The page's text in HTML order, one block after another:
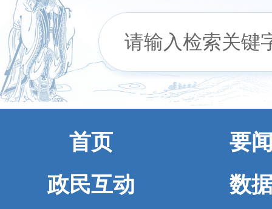
首页
要
政民互动
数